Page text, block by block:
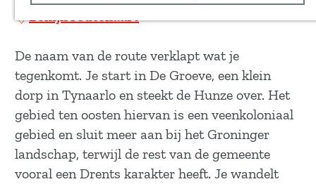
g
i
n
a
Bekijk routekaart
De naam van de route verklapt wat je
tegenkomt. Je start in De Groeve, een klein
dorp in Tynaarlo en steekt de Hunze over. Het
gebied ten oosten hiervan is een veenkoloniaal
gebied en sluit meer aan bij het Groninger
landschap, terwijl de rest van de gemeente
vooral een Drents karakter heeft. Je wandelt